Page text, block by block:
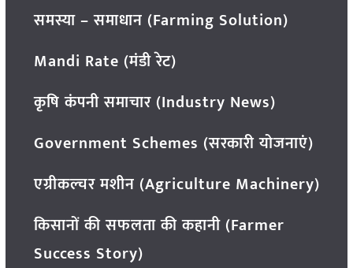
समस्या – समाधान (Farming Solution)
Mandi Rate (मंडी रेट)
कृषि कंपनी समाचार (Industry News)
Government Schemes (सरकारी योजनाएं)
एग्रीकल्चर मशीन (Agriculture Machinery)
किसानों की सफलता की कहानी (Farmer
Success Story)